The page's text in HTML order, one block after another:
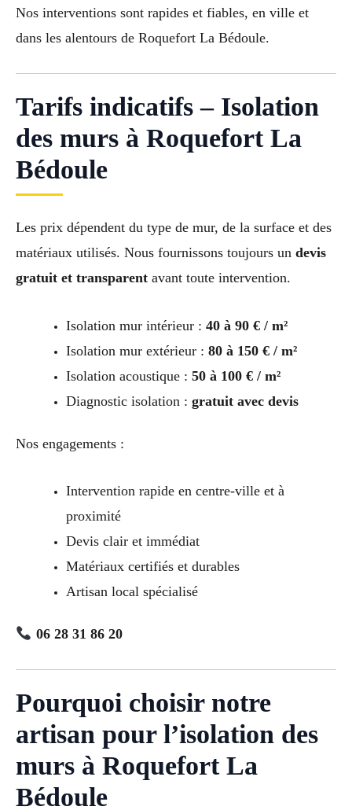
Nos interventions sont rapides et fiables, en ville et
dans les alentours de Roquefort La Bédoule.
Tarifs indicatifs – Isolation
des murs à Roquefort La
Bédoule
Les prix dépendent du type de mur, de la surface et des
matériaux utilisés. Nous fournissons toujours un devis
gratuit et transparent avant toute intervention.
Isolation mur intérieur : 40 à 90 € / m²
Isolation mur extérieur : 80 à 150 € / m²
Isolation acoustique : 50 à 100 € / m²
Diagnostic isolation : gratuit avec devis
Nos engagements :
Intervention rapide en centre-ville et à
proximité
Devis clair et immédiat
Matériaux certifiés et durables
Artisan local spécialisé
06 28 31 86 20
Pourquoi choisir notre
artisan pour l’isolation des
murs à Roquefort La
Bédoule